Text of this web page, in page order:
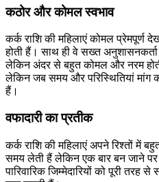
कठोर और कोमल स्वभाव
कर्क राशि की महिलाएं कोमल प्रेमपूर्ण
होती हैं। साथ ही वे सख्त अनुशासनकर्ता
लेकिन अंदर से बहुत कोमल और नरम
लेकिन जब समय और परिस्थितियां मांग
हैं।
वफादारी का प्रतीक
कर्क राशि की महिलाएं अपने रिश्तों में
समय लेती हैं लेकिन एक बार बन जाने
पारिवारिक जिम्मेदारियों को पूरी